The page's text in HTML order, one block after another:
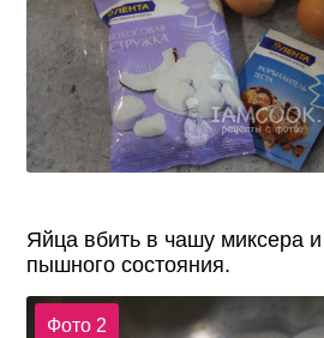
Яйца вбить в чашу миксера
пышного состояния.
Фото 2